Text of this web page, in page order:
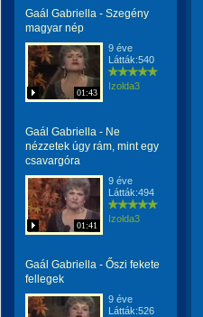
Gaál Gabriella - Szegény
magyar nép
01:43
9 éve
Látták:540
Izolda3
Gaál Gabriella - Ne
nézzetek úgy rám, mint egy
csavargóra
01:41
9 éve
Látták:494
Izolda3
Gaál Gabriella - Őszi fekete
fellegek
9 éve
Látták:526